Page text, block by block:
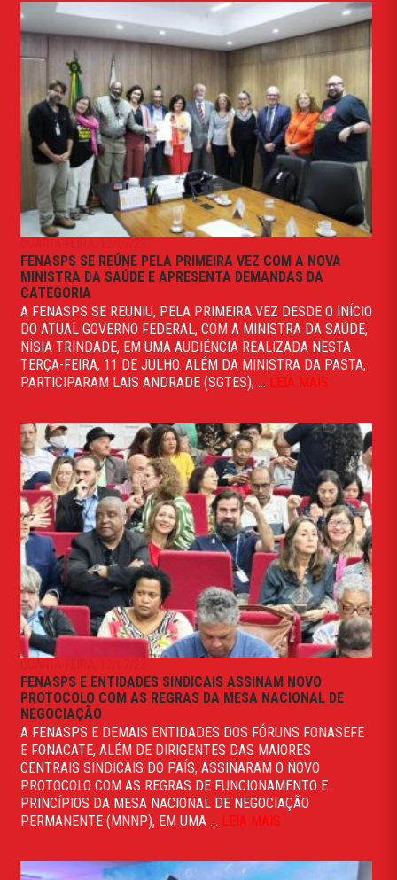
FENASPS SE REÚNE PELA PRIMEIRA VEZ COM A NOVA
MINISTRA DA SAÚDE E APRESENTA DEMANDAS DA
CATEGORIA
A FENASPS SE REUNIU, PELA PRIMEIRA VEZ DESDE O INÍCIO
DO ATUAL GOVERNO FEDERAL, COM A MINISTRA DA SAÚDE,
NÍSIA TRINDADE, EM UMA AUDIÊNCIA REALIZADA NESTA
TERÇA-FEIRA, 11 DE JULHO. ALÉM DA MINISTRA DA PASTA,
PARTICIPARAM LAIS ANDRADE (SGTES), ... LEIA MAIS
FENASPS E ENTIDADES SINDICAIS ASSINAM NOVO
PROTOCOLO COM AS REGRAS DA MESA NACIONAL DE
NEGOCIAÇÃO
A FENASPS E DEMAIS ENTIDADES DOS FÓRUNS FONASEFE
E FONACATE, ALÉM DE DIRIGENTES DAS MAIORES
CENTRAIS SINDICAIS DO PAÍS, ASSINARAM O NOVO
PROTOCOLO COM AS REGRAS DE FUNCIONAMENTO E
PRINCÍPIOS DA MESA NACIONAL DE NEGOCIAÇÃO
PERMANENTE (MNNP), EM UMA ... LEIA MAIS